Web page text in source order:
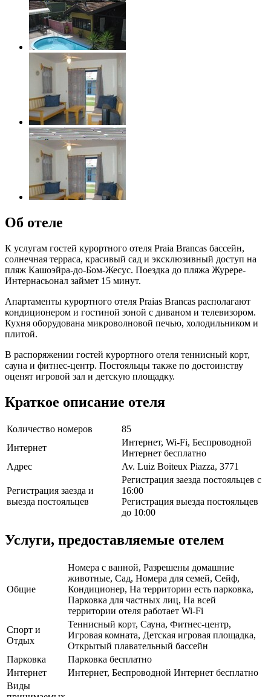
Об отеле
К услугам гостей курортного отеля Praia Brancas бассейн,
солнечная терраса, красивый сад и эксклюзивный доступ на
пляж Кашоэйра-до-Бом-Жесус. Поездка до пляжа Журере-
Интернасьонал займет 15 минут.
Апартаменты курортного отеля Praias Brancas располагают
кондиционером и гостиной зоной с диваном и телевизором.
Кухня оборудована микроволновой печью, холодильником и
плитой.
В распоряжении гостей курортного отеля теннисный корт,
сауна и фитнес-центр. Постояльцы также по достоинству
оценят игровой зал и детскую площадку.
Краткое описание отеля
Количество номеров
85
Интернет
Интернет, Wi-Fi, Беспроводной
Интернет бесплатно
Адрес
Av. Luiz Boiteux Piazza, 3771
Регистрация заезда и
выезда постояльцев
Регистрация заезда постояльцев с
16:00
Регистрация выезда постояльцев
до 10:00
Услуги, предоставляемые отелем
Общие
Номера с ванной, Разрешены домашние
животные, Сад, Номера для семей, Сейф,
Кондиционер, На территории есть парковка,
Парковка для частных лиц, На всей
территории отеля работает Wi-Fi
Спорт и
Отдых
Теннисный корт, Сауна, Фитнес-центр,
Игровая комната, Детская игровая площадка,
Открытый плавательный бассейн
Парковка
Парковка бесплатно
Интернет
Интернет, Беспроводной Интернет бесплатно
Виды